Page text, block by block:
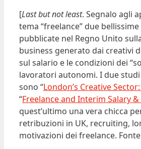
[Last but not least. Segnalo agli
tema “freelance” due
pubblicate nel Regno Unito
business generato dai creativi
sul salario e le condizioni dei
lavoratori autonomi. I due studi
sono “London’s Creative
“Freelance and Interim Salary
quest’ultimo una vera chicca
retribuzioni in UK, recruiting,
motivazioni dei freelance.